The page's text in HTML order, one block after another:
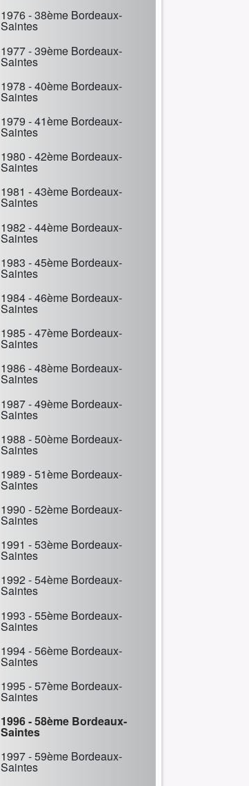
1976 - 38ème Bordeaux-
Saintes
1977 - 39ème Bordeaux-
Saintes
1978 - 40ème Bordeaux-
Saintes
1979 - 41ème Bordeaux-
Saintes
1980 - 42ème Bordeaux-
Saintes
1981 - 43ème Bordeaux-
Saintes
1982 - 44ème Bordeaux-
Saintes
1983 - 45ème Bordeaux-
Saintes
1984 - 46ème Bordeaux-
Saintes
1985 - 47ème Bordeaux-
Saintes
1986 - 48ème Bordeaux-
Saintes
1987 - 49ème Bordeaux-
Saintes
1988 - 50ème Bordeaux-
Saintes
1989 - 51ème Bordeaux-
Saintes
1990 - 52ème Bordeaux-
Saintes
1991 - 53ème Bordeaux-
Saintes
1992 - 54ème Bordeaux-
Saintes
1993 - 55ème Bordeaux-
Saintes
1994 - 56ème Bordeaux-
Saintes
1995 - 57ème Bordeaux-
Saintes
1996 - 58ème Bordeaux-
Saintes
1997 - 59ème Bordeaux-
Saintes